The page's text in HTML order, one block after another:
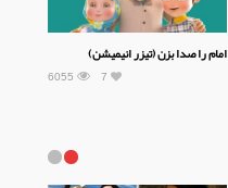
امام را صدا بزن (تیزر انیمیشن)
6055 7